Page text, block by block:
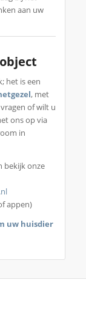
aan uw
het is een
, met
of wilt u
ons op via
in
bekijk onze
appen)
uw huisdier